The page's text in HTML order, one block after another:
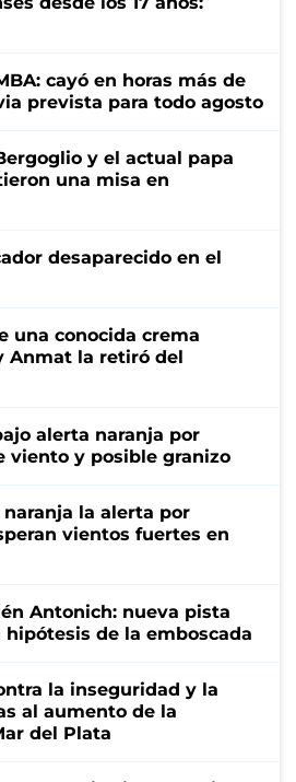
cayó en horas más de
prevista para todo agosto
y el actual papa
una misa en
desaparecido en el
una conocida crema
Anmat la retiró del
alerta naranja por
viento y posible granizo
la alerta por
vientos fuertes en
Antonich: nueva pista
hipótesis de la emboscada
la inseguridad y la
al aumento de la
del Plata